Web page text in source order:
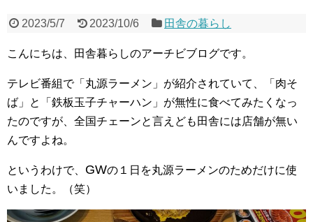
2023/5/7 2023/10/6 田舎の暮らし
こんにちは、田舎暮らしのアーチビブログです。
テレビ番組で「丸源ラーメン」が紹介されていて、「肉そ
ば」と「鉄板玉子チャーハン」が無性に食べてみたくなっ
たのですが、全国チェーンと言えども田舎には店舗が無い
んですよね。
というわけで、 GWの１日を丸源ラーメンのためだけに使
いました。（笑）